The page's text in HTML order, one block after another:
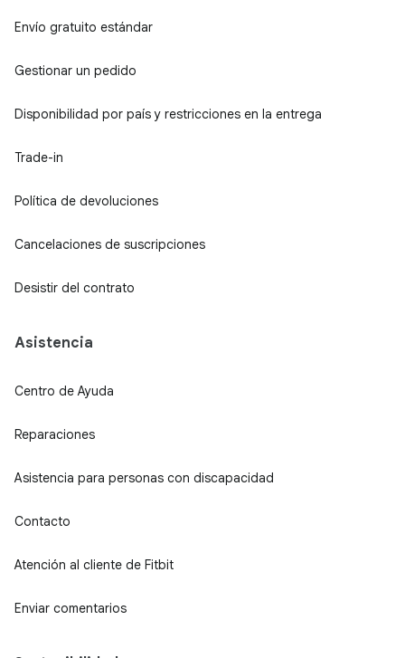
Envío gratuito estándar
Gestionar un pedido
Disponibilidad por país y restricciones en la entrega
Trade-in
Política de devoluciones
Cancelaciones de suscripciones
Desistir del contrato
Asistencia
Centro de Ayuda
Reparaciones
Asistencia para personas con discapacidad
Contacto
Atención al cliente de Fitbit
Enviar comentarios